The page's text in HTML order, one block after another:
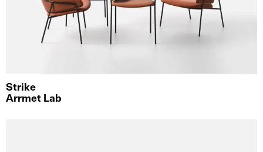
Strike
Arrmet Lab